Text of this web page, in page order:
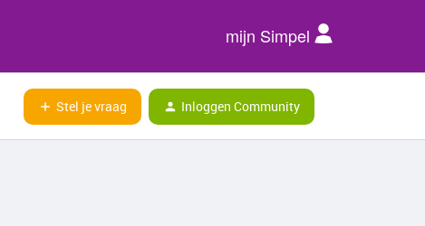
mijn Simpel
Stel je vraag Inloggen Community